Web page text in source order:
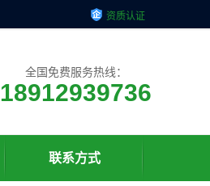
资质认证
全国免费服务热线：
18912939736
联系方式